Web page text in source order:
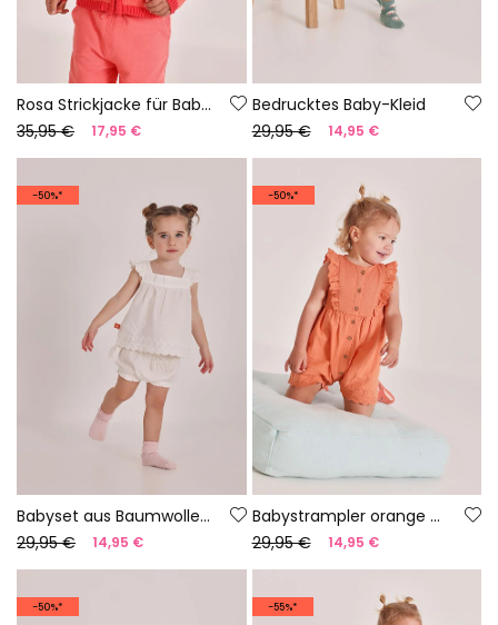
Rosa Strickjacke für Babys
35,95 €
17,95 €
Bedrucktes Baby-Kleid
29,95 €
14,95 €
-50%*
Babyset aus Baumwolle in Weiß
29,95 €
14,95 €
-50%*
Babystrampler orange Baumwolle
29,95 €
14,95 €
-50%* -55%*